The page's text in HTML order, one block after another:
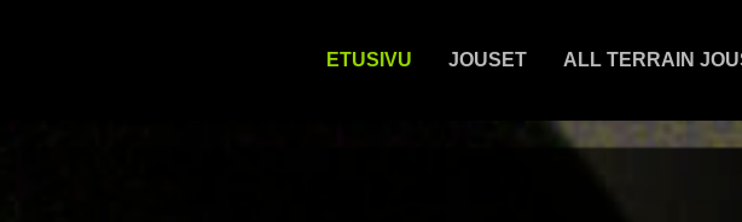
ETUSIVU JOUSET ALL TERRAIN